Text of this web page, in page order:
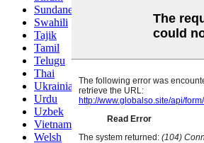
Sundanese
Swahili
Tajik
Tamil
Telugu
Thai
Ukrainian
Urdu
Uzbek
Vietnamese
Welsh